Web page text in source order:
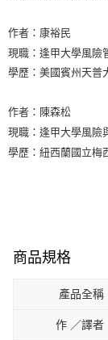
作者：康裕民
現職：逢甲大學風險
學歷：美國賓州天普
作者：陳森松
現職：逢甲大學風險
學歷：紐西蘭國立梅
商品規格
產品全稱
作 ／譯者